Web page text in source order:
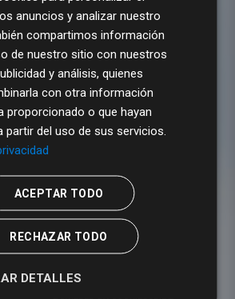
Vehículos
Contratos
anuncios y analizar nuestro
compartimos información
de nuestro sitio con nuestros
y análisis, quienes
con otra información
proporcionado o que hayan
partir del uso de sus servicios.
ACEPTAR TODO
RECHAZAR TODO
DETALLES